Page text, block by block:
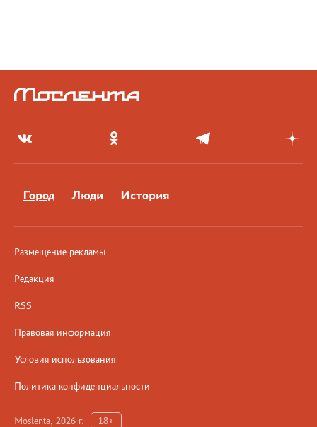
Город Люди История
Размещение рекламы
Редакция
RSS
Правовая информация
Условия использования
Политика конфиденциальности
Moslenta, 2026 г. 18+